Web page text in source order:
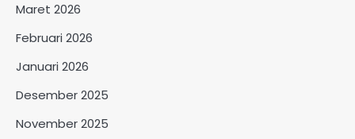
Maret 2026
Februari 2026
Januari 2026
Desember 2025
November 2025